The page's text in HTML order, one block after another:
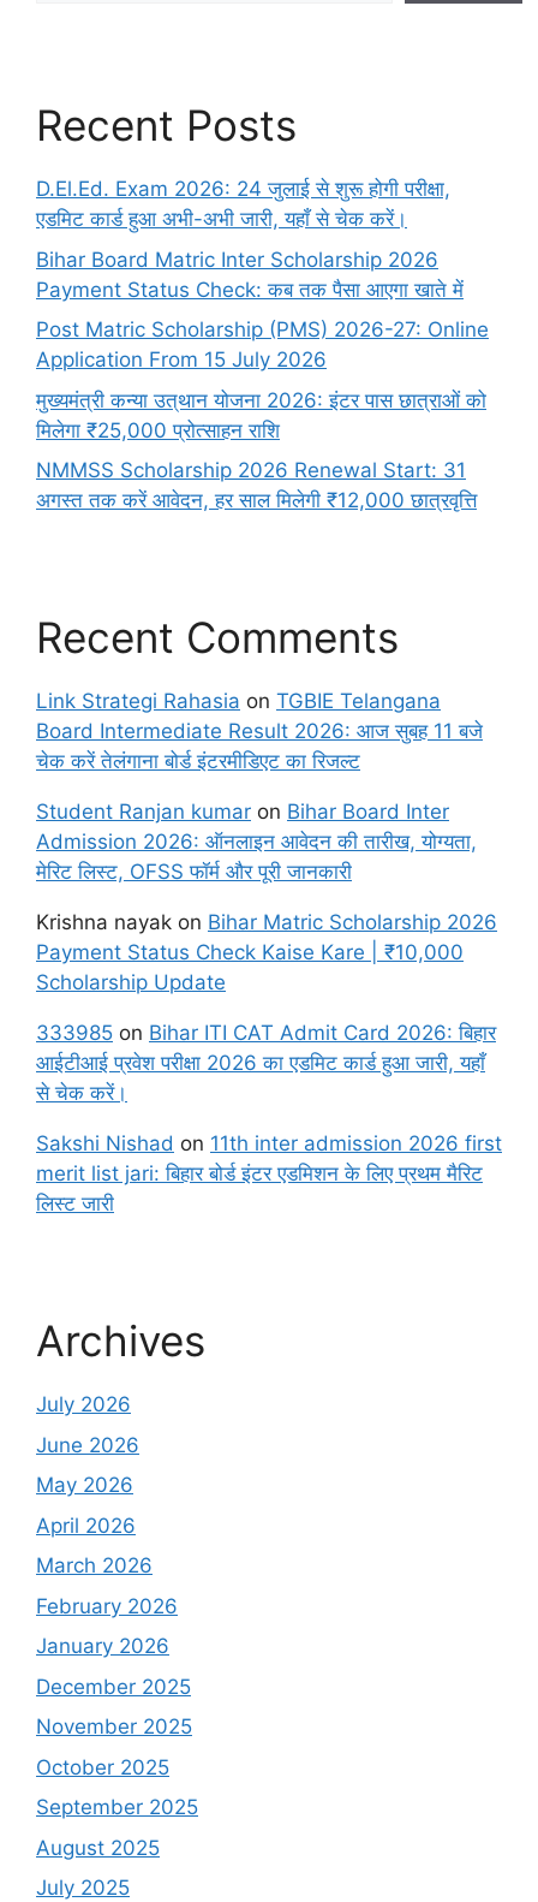
Recent Posts
D.El.Ed. Exam 2026: 24 जुलाई से शुरू होगी परीक्षा,
एडमिट कार्ड हुआ अभी-अभी जारी, यहाँ से चेक करें।
Bihar Board Matric Inter Scholarship 2026
Payment Status Check: कब तक पैसा आएगा खाते में
Post Matric Scholarship (PMS) 2026-27: Online
Application From 15 July 2026
मुख्यमंत्री कन्या उत्थान योजना 2026: इंटर पास छात्राओं को
मिलेगा ₹25,000 प्रोत्साहन राशि
NMMSS Scholarship 2026 Renewal Start: 31
अगस्त तक करें आवेदन, हर साल मिलेगी ₹12,000 छात्रवृत्ति
Recent Comments
Link Strategi Rahasia on TGBIE Telangana
Board Intermediate Result 2026: आज सुबह 11 बजे
चेक करें तेलंगाना बोर्ड इंटरमीडिएट का रिजल्ट
Student Ranjan kumar on Bihar Board Inter
Admission 2026: ऑनलाइन आवेदन की तारीख, योग्यता,
मेरिट लिस्ट, OFSS फॉर्म और पूरी जानकारी
Krishna nayak on Bihar Matric Scholarship 2026
Payment Status Check Kaise Kare | ₹10,000
Scholarship Update
333985 on Bihar ITI CAT Admit Card 2026: बिहार
आईटीआई प्रवेश परीक्षा 2026 का एडमिट कार्ड हुआ जारी, यहाँ
से चेक करें।
Sakshi Nishad on 11th inter admission 2026 first
merit list jari: बिहार बोर्ड इंटर एडमिशन के लिए प्रथम मैरिट
लिस्ट जारी
Archives
July 2026
June 2026
May 2026
April 2026
March 2026
February 2026
January 2026
December 2025
November 2025
October 2025
September 2025
August 2025
July 2025